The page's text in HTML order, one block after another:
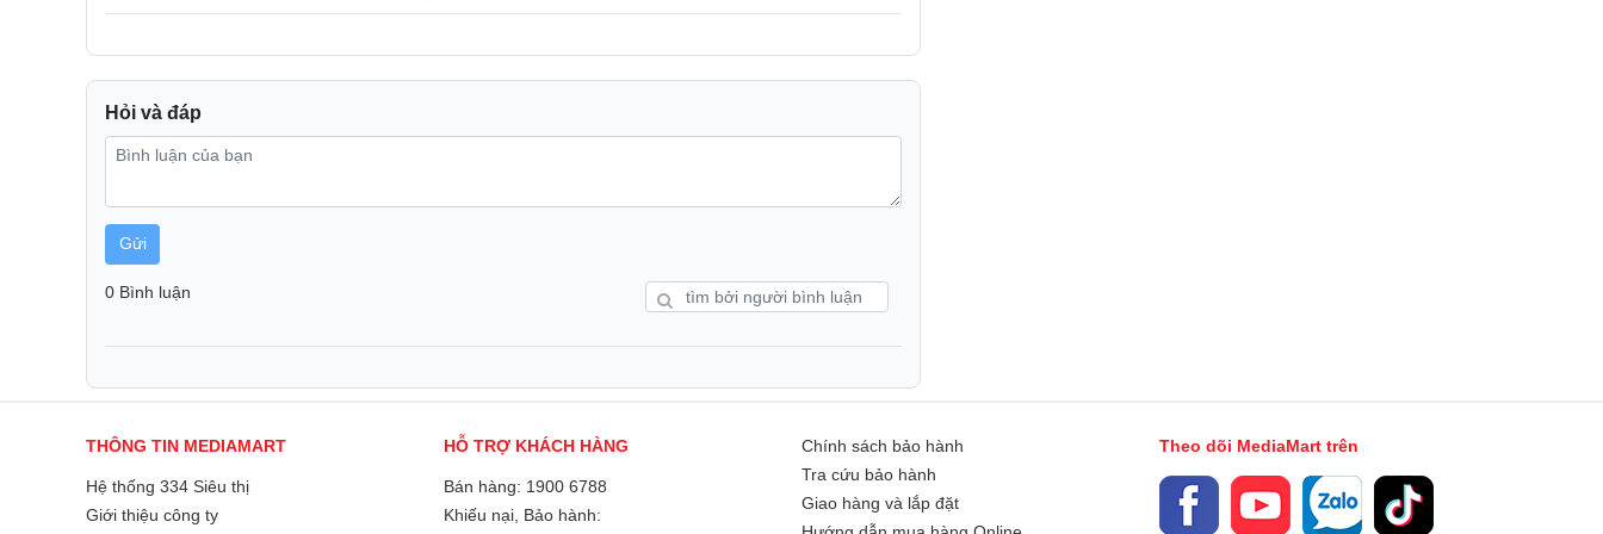
của Z Flip6 có độ sáng lên tới
Hỏi và đáp
Gửi
0 Bình luận
1 Nano SIM & 1 eSIM
THÔNG TIN MEDIAMART
Hệ thống 334 Siêu thị
Giới thiệu công ty
HỖ TRỢ KHÁCH HÀNG
Bán hàng: 1900 6788
Khiếu nại, Bảo hành:
Chính sách bảo hành
Tra cứu bảo hành
Giao hàng và lắp đặt
Theo dõi MediaMart trên